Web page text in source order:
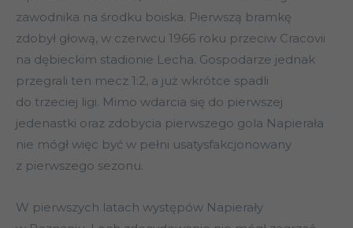
zawodnika na środku boiska. Pierwszą bramkę
zdobył głową, w czerwcu 1966 roku przeciw Cracovii
na dębieckim stadionie Lecha. Gospodarze jednak
przegrali ten mecz 1:2, a już wkrótce spadli
do trzeciej ligi. Mimo wdarcia się do pierwszej
jedenastki oraz zdobycia pierwszego gola Napierała
nie mógł więc być w pełni usatysfakcjonowany
z pierwszego sezonu.
W pierwszych latach występów Napierały